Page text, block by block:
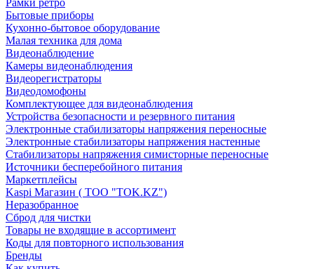
Рамки ретро
Бытовые приборы
Кухонно-бытовое оборудование
Малая техника для дома
Видеонаблюдение
Камеры видеонаблюдения
Видеорегистраторы
Видеодомофоны
Комплектующее для видеонаблюдения
Устройства безопасности и резервного питания
Электронные стабилизаторы напряжения переносные
Электронные стабилизаторы напряжения настенные
Стабилизаторы напряжения симисторные переносные
Источники бесперебойного питания
Маркетплейсы
Kaspi Магазин ( ТОО "TOK.KZ")
Неразобранное
Сброд для чистки
Товары не входящие в ассортимент
Коды для повторного использования
Бренды